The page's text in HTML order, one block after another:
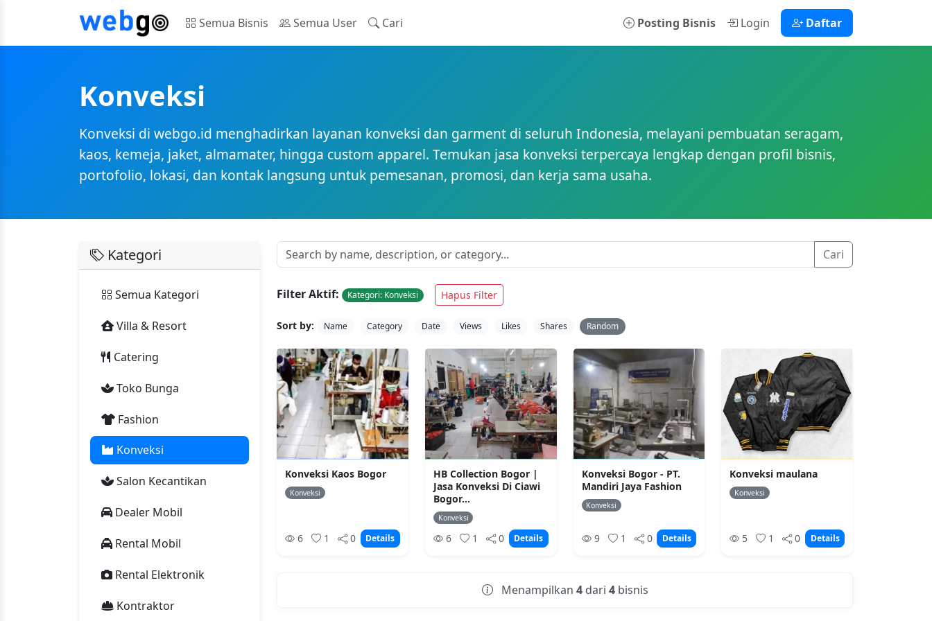
Semua Bisnis Semua User Cari Posting Bisnis Login Daftar
Konveksi
Konveksi di webgo.id menghadirkan layanan konveksi dan garment di seluruh Indonesia, melayani pembuatan seragam,
kaos, kemeja, jaket, almamater, hingga custom apparel. Temukan jasa konveksi terpercaya lengkap dengan profil bisnis,
portofolio, lokasi, dan kontak langsung untuk pemesanan, promosi, dan kerja sama usaha.
Kategori
Semua Kategori
Villa & Resort
Catering
Toko Bunga
Fashion
Konveksi
Salon Kecantikan
Dealer Mobil
Rental Mobil
Rental Elektronik
Kontraktor
Cari
Filter Aktif: Kategori: Konveksi Hapus Filter
Sort by: Name Category Date Views Likes Shares Random
Konveksi Kaos Bogor
Konveksi
6 1 0 Details
HB Collection Bogor |
Jasa Konveksi Di Ciawi
Bogor...
Konveksi
6 1 0 Details
Konveksi Bogor - PT.
Mandiri Jaya Fashion
Konveksi
9 1 0 Details
Konveksi maulana
Konveksi
5 1 0 Details
Menampilkan 4dari 4bisnis